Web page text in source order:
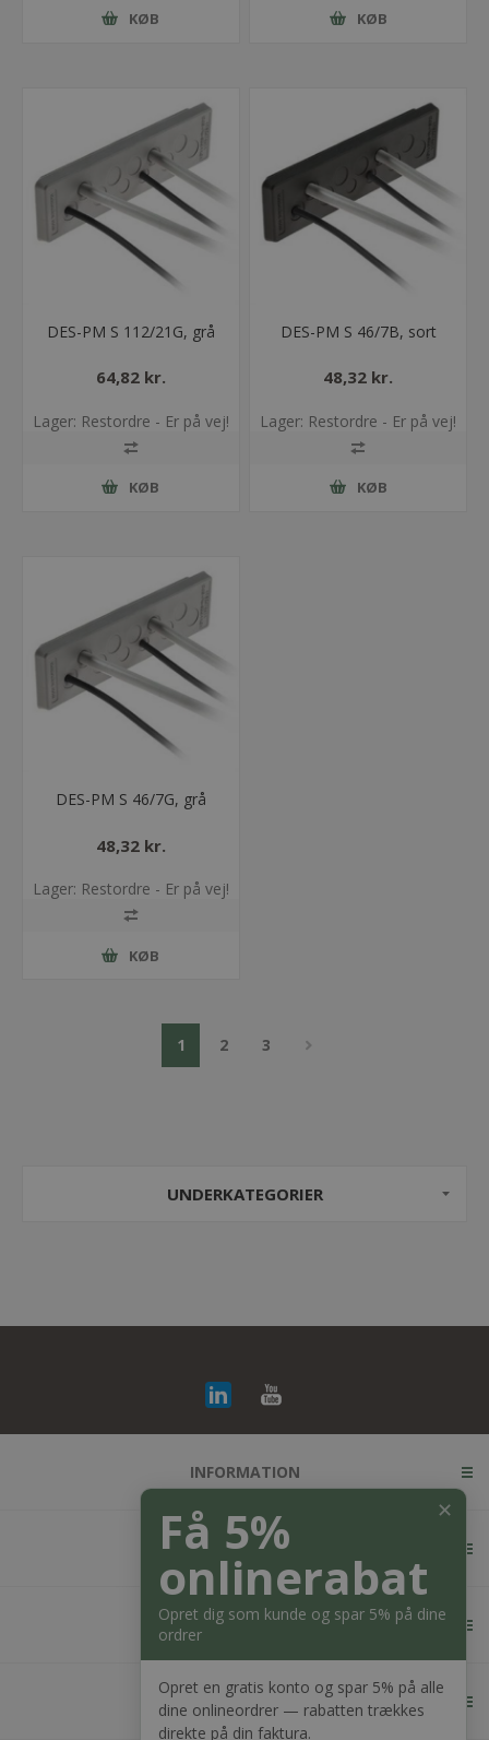
KØB KØB
DES-PM S 112/21G, grå
64,82 kr.
Lager: Restordre - Er på vej!
KØB
DES-PM S 46/7B, sort
48,32 kr.
Lager: Restordre - Er på vej!
KØB
DES-PM S 46/7G, grå
48,32 kr.
Lager: Restordre - Er på vej!
KØB
1 2 3
UNDERKATEGORIER
INFORMATION
KUNDESERVICE
MIN KONTO
KONTAKT OS
✕
Få 5%
onlinerabat
Opret dig som kunde og spar 5% på dine
ordrer
Opret en gratis konto og spar 5% på alle
dine onlineordrer — rabatten trækkes
direkte på din faktura.